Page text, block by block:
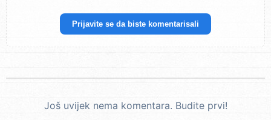
Prijavite se da biste komentarisali
Još uvijek nema komentara. Budite prvi!